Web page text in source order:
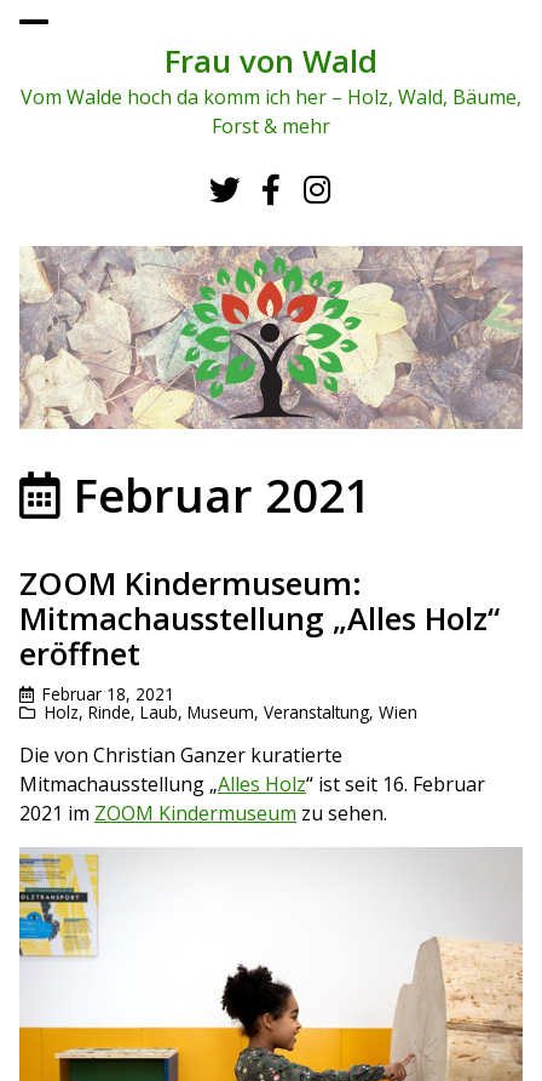
To
me
Frau von Wald
Vom Walde hoch da komm ich her – Holz, Wald, Bäume,
Forst & mehr
Februar 2021
ZOOM Kindermuseum:
Mitmachausstellung „Alles Holz“
eröffnet
Februar 18, 2021
Holz, Rinde, Laub, Museum, Veranstaltung, Wien
Die von Christian Ganzer kuratierte
Mitmachausstellung „Alles Holz“ ist seit 16. Februar
2021 im ZOOM Kindermuseum zu sehen.